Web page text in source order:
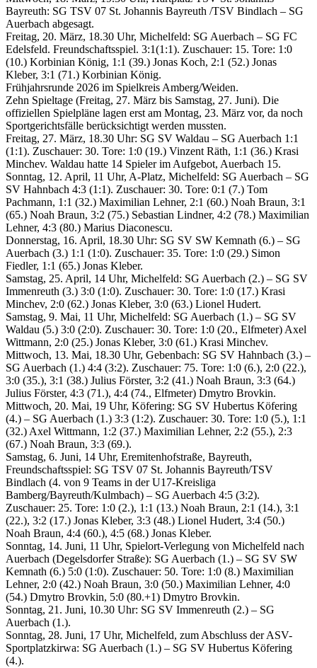
Bayreuth: SG TSV 07 St. Johannis Bayreuth /TSV Bindlach – SG
Auerbach abgesagt.
Freitag, 20. März, 18.30 Uhr, Michelfeld: SG Auerbach – SG FC
Edelsfeld. Freundschaftsspiel. 3:1(1:1). Zuschauer: 15. Tore: 1:0
(10.) Korbinian König, 1:1 (39.) Jonas Koch, 2:1 (52.) Jonas
Kleber, 3:1 (71.) Korbinian König.
Frühjahrsrunde 2026 im Spielkreis Amberg/Weiden.
Zehn Spieltage (Freitag, 27. März bis Samstag, 27. Juni). Die
offiziellen Spielpläne lagen erst am Montag, 23. März vor, da noch
Sportgerichtsfälle berücksichtigt werden mussten.
Freitag, 27. März, 18.30 Uhr: SG SV Waldau – SG Auerbach 1:1
(1:1). Zuschauer: 30. Tore: 1:0 (19.) Vinzent Räth, 1:1 (36.) Krasi
Minchev. Waldau hatte 14 Spieler im Aufgebot, Auerbach 15.
Sonntag, 12. April, 11 Uhr, A-Platz, Michelfeld: SG Auerbach – SG
SV Hahnbach 4:3 (1:1). Zuschauer: 30. Tore: 0:1 (7.) Tom
Pachmann, 1:1 (32.) Maximilian Lehner, 2:1 (60.) Noah Braun, 3:1
(65.) Noah Braun, 3:2 (75.) Sebastian Lindner, 4:2 (78.) Maximilian
Lehner, 4:3 (80.) Marius Diaconescu.
Donnerstag, 16. April, 18.30 Uhr: SG SV SW Kemnath (6.) – SG
Auerbach (3.) 1:1 (1:0). Zuschauer: 35. Tore: 1:0 (29.) Simon
Fiedler, 1:1 (65.) Jonas Kleber.
Samstag, 25. April, 14 Uhr, Michelfeld: SG Auerbach (2.) – SG SV
Immenreuth (3.) 3:0 (1:0). Zuschauer: 30. Tore: 1:0 (17.) Krasi
Minchev, 2:0 (62.) Jonas Kleber, 3:0 (63.) Lionel Hudert.
Samstag, 9. Mai, 11 Uhr, Michelfeld: SG Auerbach (1.) – SG SV
Waldau (5.) 3:0 (2:0). Zuschauer: 30. Tore: 1:0 (20., Elfmeter) Axel
Wittmann, 2:0 (25.) Jonas Kleber, 3:0 (61.) Krasi Minchev.
Mittwoch, 13. Mai, 18.30 Uhr, Gebenbach: SG SV Hahnbach (3.) –
SG Auerbach (1.) 4:4 (3:2). Zuschauer: 75. Tore: 1:0 (6.), 2:0 (22.),
3:0 (35.), 3:1 (38.) Julius Förster, 3:2 (41.) Noah Braun, 3:3 (64.)
Julius Förster, 4:3 (71.), 4:4 (74., Elfmeter) Dmytro Brovkin.
Mittwoch, 20. Mai, 19 Uhr, Köfering: SG SV Hubertus Köfering
(4.) – SG Auerbach (1.) 3:3 (1:2). Zuschauer: 30. Tore: 1:0 (5.), 1:1
(32.) Axel Wittmann, 1:2 (37.) Maximilian Lehner, 2:2 (55.), 2:3
(67.) Noah Braun, 3:3 (69.).
Samstag, 6. Juni, 14 Uhr, Eremitenhofstraße, Bayreuth,
Freundschaftsspiel: SG TSV 07 St. Johannis Bayreuth/TSV
Bindlach (4. von 9 Teams in der U17-Kreisliga
Bamberg/Bayreuth/Kulmbach) – SG Auerbach 4:5 (3:2).
Zuschauer: 25. Tore: 1:0 (2.), 1:1 (13.) Noah Braun, 2:1 (14.), 3:1
(22.), 3:2 (17.) Jonas Kleber, 3:3 (48.) Lionel Hudert, 3:4 (50.)
Noah Braun, 4:4 (60.), 4:5 (68.) Jonas Kleber.
Sonntag, 14. Juni, 11 Uhr, Spielort-Verlegung von Michelfeld nach
Auerbach (Degelsdorfer Straße): SG Auerbach (1.) – SG SV SW
Kemnath (6.) 5:0 (1:0). Zuschauer: 50. Tore: 1:0 (8.) Maximilian
Lehner, 2:0 (42.) Noah Braun, 3:0 (50.) Maximilian Lehner, 4:0
(54.) Dmytro Brovkin, 5:0 (80.+1) Dmytro Brovkin.
Sonntag, 21. Juni, 10.30 Uhr: SG SV Immenreuth (2.) – SG
Auerbach (1.).
Sonntag, 28. Juni, 17 Uhr, Michelfeld, zum Abschluss der ASV-
Sportplatzkirwa: SG Auerbach (1.) – SG SV Hubertus Köfering
(4.).